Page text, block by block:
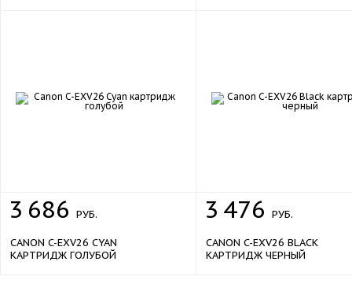
3 686 РУБ.
CANON C-EXV26 CYAN
КАРТРИДЖ ГОЛУБОЙ
3 476 РУБ.
CANON C-EXV26 BLACK
КАРТРИДЖ ЧЕРНЫЙ